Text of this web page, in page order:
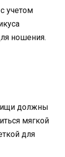
учетом
ношения.
должны
мягкой
для